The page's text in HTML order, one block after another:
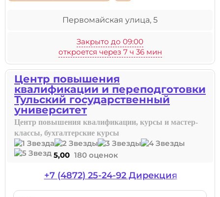
Первомайская улица, 5
Закрыто до 09:00
откроется через 7 ч 36 мин
Центр повышения
квалификации и переподготовки
Тульский государственный
университет
Центр повышения квалификации, курсы и мастер-
классы, бухгалтерские курсы
5,00 180 оценок
+7 (4872) 25-24-92 Дирекция